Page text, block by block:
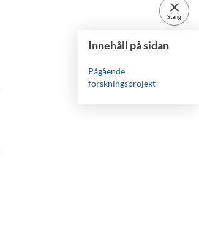
close
Stäng
Innehåll på sidan
Pågående
forskningsprojekt